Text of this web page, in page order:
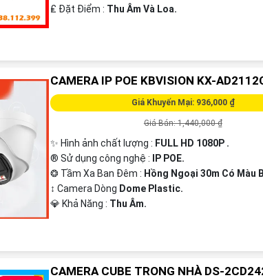
️₤ Đặt Điểm : Thu Âm Và Loa.
CAMERA IP POE KBVISION KX-
Giá Khuyến Mại: 936,000 ₫
Giá Bán: 1,440,000 ₫
✨ Hình ảnh chất lượng : FULL HD 1080P .
®️ Sử dụng công nghệ :
IP POE.
❂ Tầm Xa Ban Đêm : Hồng Ngoại 30m Có Màu
↕️ Camera Dòng Dome Plastic.
️💎 Khả Năng : Thu Âm.
CAMERA CUBE TRONG NHÀ DS-